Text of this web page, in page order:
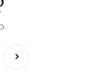
zu Element 1
zu Element 2
zu Element 3
zu Element 4
Vor